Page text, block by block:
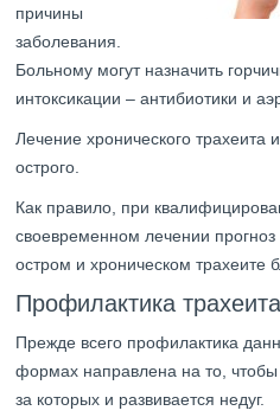
причины
заболевания.
Больному могут назначить
интоксикации – антибиотики и
Лечение хронического трахеита
острого.
Как правило, при
своевременном лечении
остром и хроническом трахеите
Профилактика
Прежде всего профилактика
формах направлена на то, чтобы
за которых и развивается недуг.